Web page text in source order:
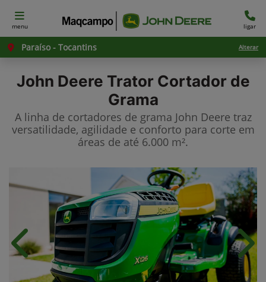
menu ligar
Paraíso - Tocantins Alterar
John Deere Trator Cortador de
Grama
A linha de cortadores de grama John Deere traz
versatilidade, agilidade e conforto para corte em
áreas de até 6.000 m².
Anterior